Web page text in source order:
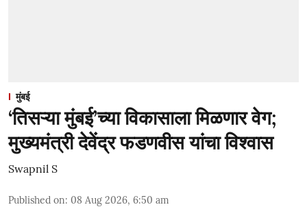
मुंबई
‘तिसऱ्या मुंबई’च्या विकासाला मिळणार वेग;
मुख्यमंत्री देवेंद्र फडणवीस यांचा विश्वास
Swapnil S
Published on: 08 Aug 2026, 6:50 am